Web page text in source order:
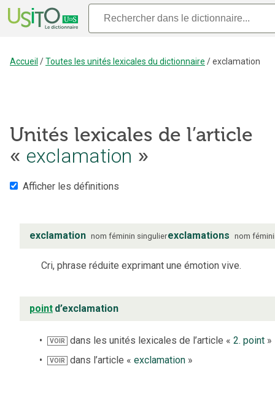
Accueil /Toutes les unités lexicales du dictionnaire /exclamation
Unités lexicales de l’article
« exclamation »
Afficher les définitions
exclamation nom féminin singulierexclamations nom
Cri, phrase réduite exprimant une émotion vive.
point d’exclamation
VOIR dans les unités lexicales de l’article «2. point »
VOIR dans l’article «exclamation »